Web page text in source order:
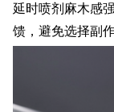
延时喷剂麻木感
馈，避免选择副